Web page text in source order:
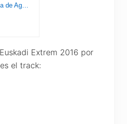
Extrem 2016 por
el track: